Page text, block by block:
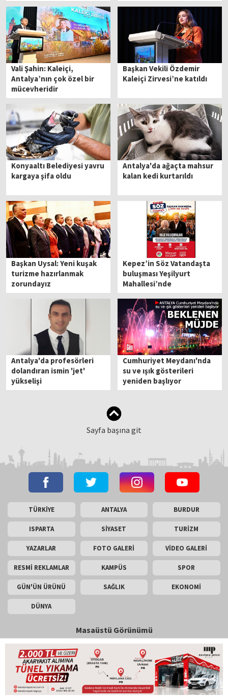
Vali Şahin: Kaleiçi,
Antalya’nın çok özel bir
mücevheridir
Başkan Vekili Özdemir
Kaleiçi Zirvesi’ne katıldı
Konyaaltı Belediyesi yavru
kargaya şifa oldu
Antalya'da ağaçta mahsur
kalan kedi kurtarıldı
Başkan Uysal: Yeni kuşak
turizme hazırlanmak
zorundayız
Kepez’in Söz Vatandaşta
buluşması Yeşilyurt
Mahallesi’nde
Antalya'da profesörleri
dolandıran ismin 'jet'
yükselişi
Cumhuriyet Meydanı'nda
su ve ışık gösterileri
yeniden başlıyor
Sayfa başına git
TÜRKİYE ANTALYA BURDUR
ISPARTA SİYASET TURİZM
YAZARLAR FOTO GALERİ VİDEO GALERİ
RESMİ REKLAMLAR KAMPÜS SPOR
GÜN'ÜN ÜRÜNÜ SAĞLIK EKONOMİ
DÜNYA
Masaüstü Görünümü
İletişim
Copyright © 2026 Gün Haber